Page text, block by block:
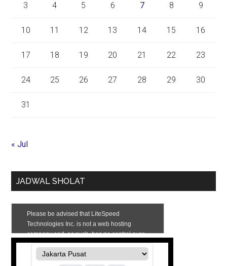
3 4 5 6 7 8 9
10 11 12 13 14 15 16
17 18 19 20 21 22 23
24 25 26 27 28 29 30
31
« Jul
JADWAL SHOLAT